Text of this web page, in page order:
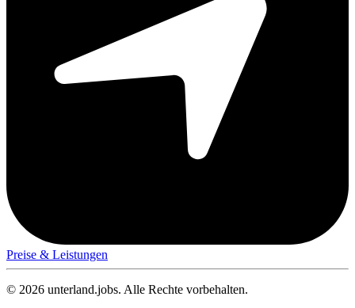
Preise & Leistungen
© 2026 unterland.jobs. Alle Rechte vorbehalten.